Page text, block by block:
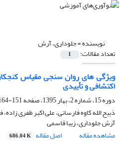
نویسنده =جلوداری، آرش
تعداد مقالات: 1
ویژگی های روان سنجی مقیاس
اکتشافی و تأییدی
دوره 15، شماره 2، بهار 1395، صفحه
151-164
ذبیح الله کاوه فارسانی، علی اکبر ظفری
آرش جلوداری، زیبا قاسمی
مشاهده مقاله
اصل مقاله 686.04 K